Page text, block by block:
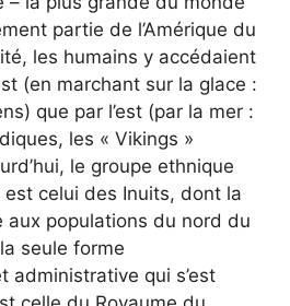
partie de l’Amérique du
les humains y accédaient
(en marchant sur la glace :
que par l’est (par la mer :
les « Vikings »
le groupe ethnique
celui des Inuits, dont la
aux populations du nord du
seule forme
administrative qui s’est